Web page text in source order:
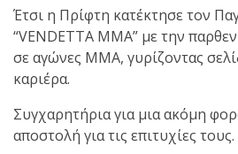
Έτσι η Πρίφτη κατέκτησε τον
“VENDETTA MMA” με την
σε αγώνες ΜΜΑ, γυρίζοντας
καριέρα.
Συγχαρητήρια για μια ακόμη
αποστολή για τις επιτυχίες τους.